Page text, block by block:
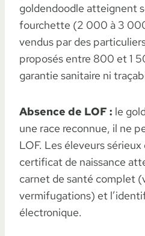
goldendoodle atteignent
fourchette (2 000 à 3
vendus par des
proposés entre 800 et 1
garantie sanitaire ni
Absence de LOF : le
une race reconnue, il ne
LOF. Les éleveurs
certificat de naissance
carnet de santé complet
vermifugations) et
électronique.